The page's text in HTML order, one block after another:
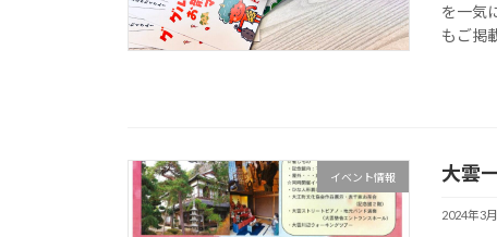
を一気
もご掲
イベント情報 大雲
2024年3